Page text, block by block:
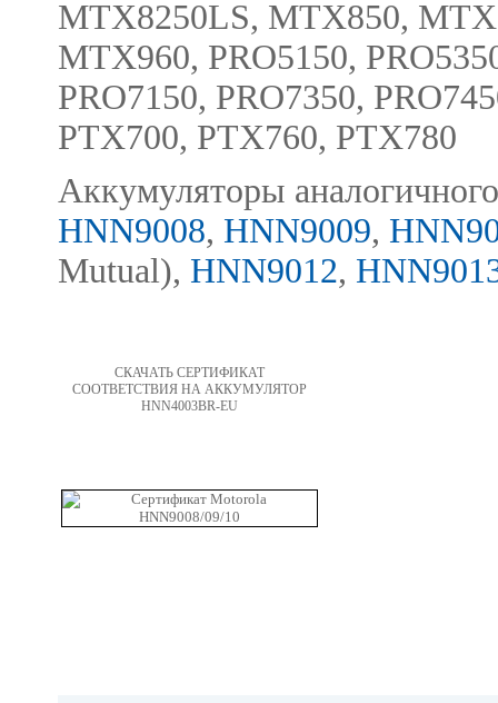
MTX8250LS, MTX850,
MTX960, PRO5150,
PRO7150, PRO7350,
PTX700, PTX760, PTX780
Аккумуляторы
HNN9008, HNN9009,
Mutual), HNN9012,
СКАЧАТЬ СЕРТИФИКАТ
СООТВЕТСТВИЯ НА АККУМУЛЯТОР
HNN4003BR-EU